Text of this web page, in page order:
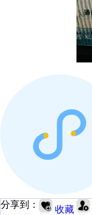
分享到：
收藏